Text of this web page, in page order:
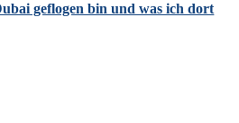
geflogen bin und was ich dort